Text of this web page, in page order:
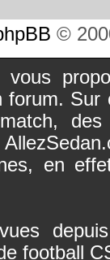
©
vous
des
en
football